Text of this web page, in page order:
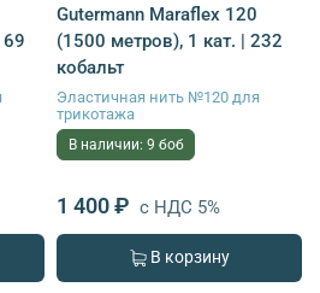
Gutermann Maraflex 120
(1500 метров), 1 кат. | 232
кобальт
Эластичная нить №120 для
трикотажа
В наличии: 9 боб
1 400 ₽ с НДС 5%
В корзину